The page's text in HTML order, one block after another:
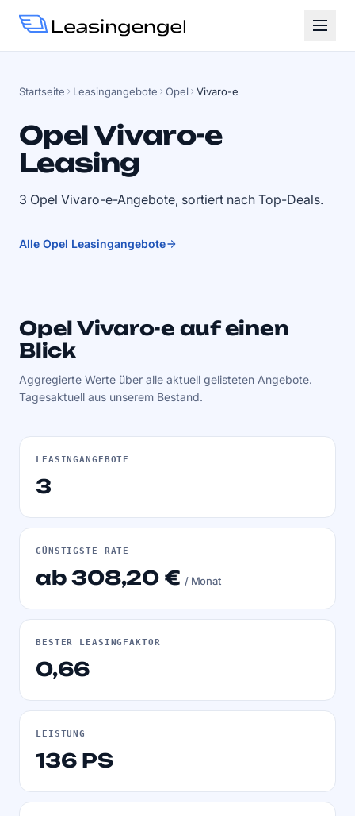
Startseite Leasingangebote Opel Vivaro-e
Opel Vivaro-e
Leasing
3 Opel Vivaro-e-Angebote, sortiert nach Top-Deals.
Alle Opel Leasingangebote
Opel Vivaro-e auf einen
Blick
Aggregierte Werte über alle aktuell gelisteten Angebote.
Tagesaktuell aus unserem Bestand.
LEASINGANGEBOTE
3
GÜNSTIGSTE RATE
ab 308,20 €/ Monat
BESTER LEASINGFAKTOR
0,66
LEISTUNG
136 PS